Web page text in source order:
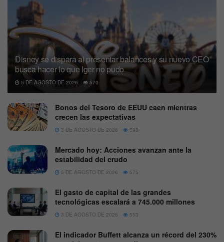
Disney se dispara al presentar balances y su nuevo CEO
busca hacer lo que Iger no pudo
5 DE AGOSTO DE 2026 570
Bonos del Tesoro de EEUU caen mientras
crecen las expectativas
3 DE AGOSTO DE 2026 598
Mercado hoy: Acciones avanzan ante la
estabilidad del crudo
5 DE AGOSTO DE 2026 575
El gasto de capital de las grandes
tecnológicas escalará a 745.000 millones
3 DE AGOSTO DE 2026 553
El indicador Buffett alcanza un récord del 230%